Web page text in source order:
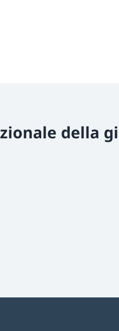
della